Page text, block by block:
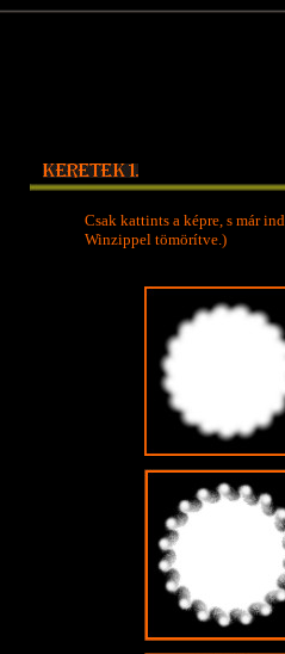
Csak kattints a képre, s már
Winzippel tömörítve.)